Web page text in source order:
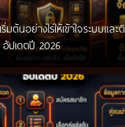
ต้นอย่างไรให้เข้าใจระบบแล
ปเดตปี 2026